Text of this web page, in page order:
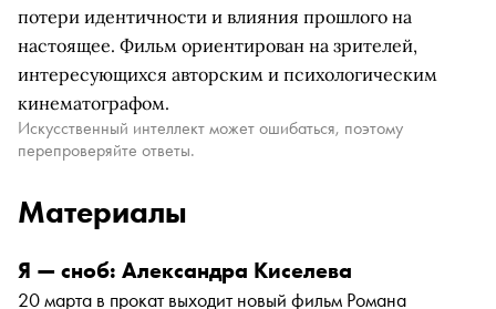
потери идентичности и влияния прошлого на
настоящее. Фильм ориентирован на зрителей,
интересующихся авторским и психологическим
кинематографом.
Искусственный интеллект может ошибаться, поэтому
перепроверяйте ответы.
Материалы
Я — сноб: Александра Киселева
20 марта в прокат выходит новый фильм Романа